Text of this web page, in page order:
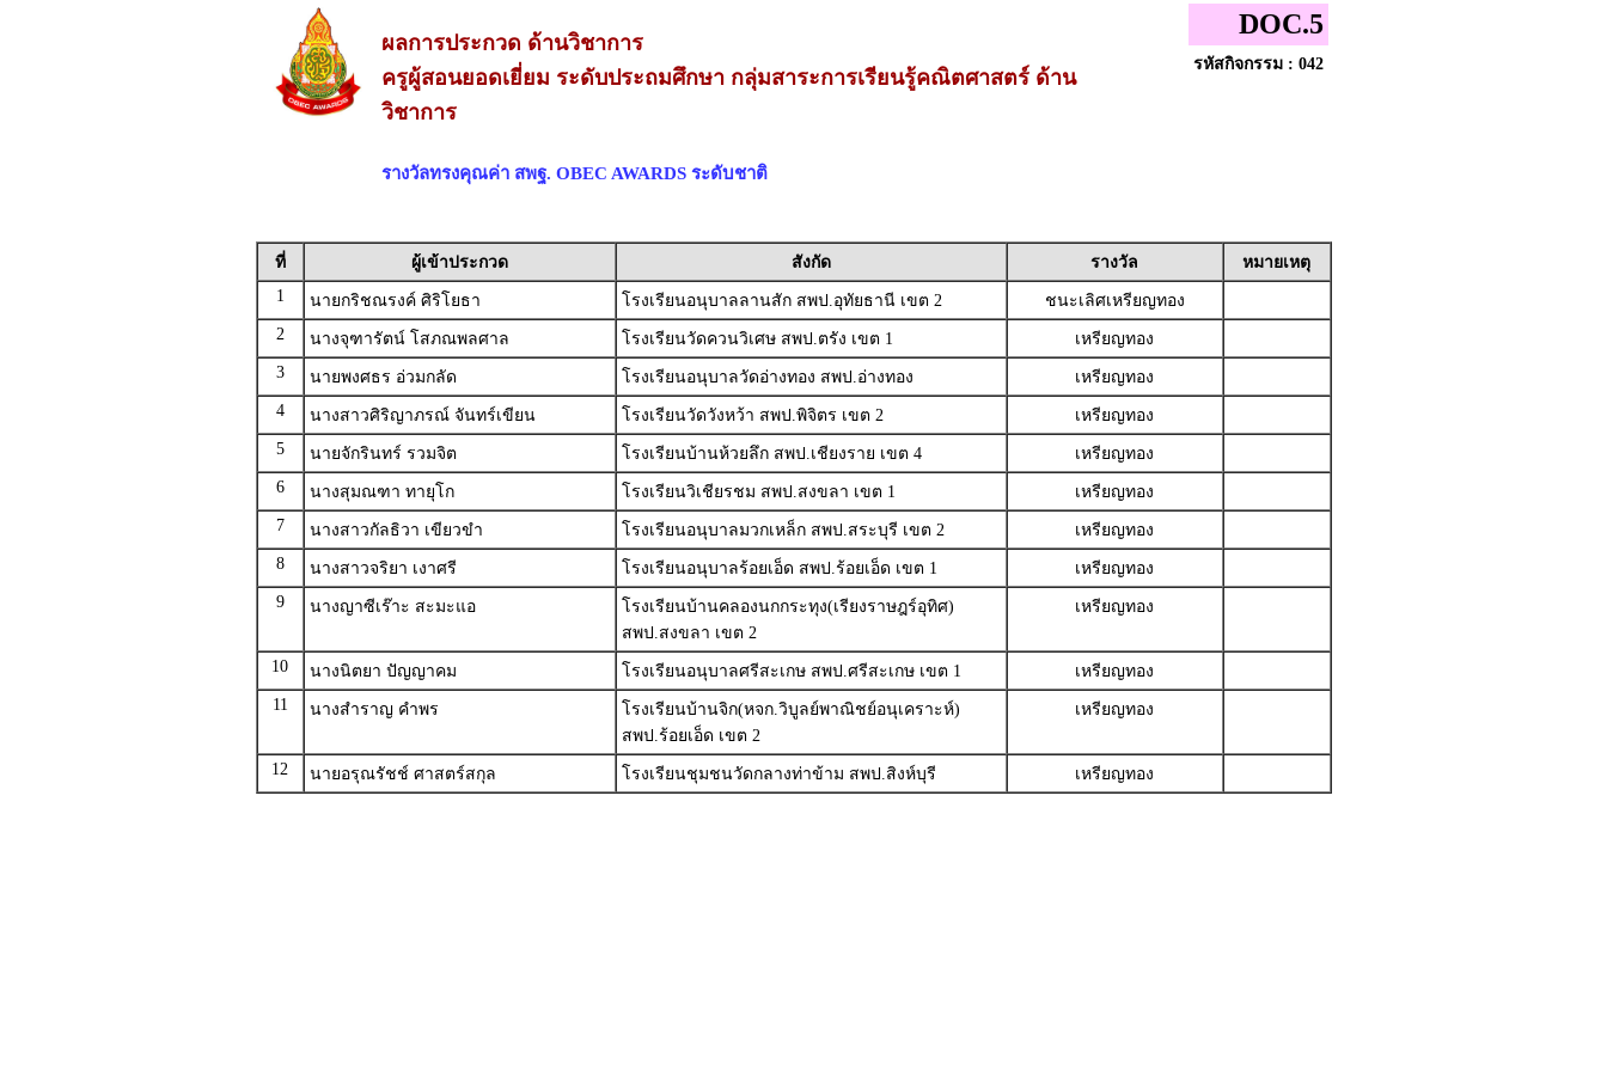
ผลการประกวด ด้านวิชาการ
ครูผู้สอนยอดเยี่ยม ระดับประถมศึกษา กลุ่มสาระการเรียนรู้คณิตศาสตร์ ด้าน
วิชาการ
รางวัลทรงคุณค่า สพฐ. OBEC AWARDS ระดับชาติ
DOC.5
รหัสกิจกรรม : 042
ที่ ผู้เข้าประกวด สังกัด รางวัล
หมายเหตุ
1
นายกริชณรงค์ ศิริโยธา โรงเรียนอนุบาลลานสัก สพป.อุทัยธานี เขต 2
ชนะเลิศเหรียญทอง
2
นางจุฑารัตน์ โสภณพลศาล โรงเรียนวัดควนวิเศษ สพป.ตรัง เขต 1
เหรียญทอง
3
นายพงศธร อ่วมกลัด โรงเรียนอนุบาลวัดอ่างทอง สพป.อ่างทอง
เหรียญทอง
4
นางสาวศิริญาภรณ์ จันทร์เขียน โรงเรียนวัดวังหว้า สพป.พิจิตร เขต 2
เหรียญทอง
5
นายจักรินทร์ รวมจิต โรงเรียนบ้านห้วยลึก สพป.เชียงราย เขต 4
เหรียญทอง
6
นางสุมณฑา ทายุโก โรงเรียนวิเชียรชม สพป.สงขลา เขต 1
เหรียญทอง
7
นางสาวกัลธิวา เขียวขำ โรงเรียนอนุบาลมวกเหล็ก สพป.สระบุรี เขต 2
เหรียญทอง
8
นางสาวจริยา เงาศรี โรงเรียนอนุบาลร้อยเอ็ด สพป.ร้อยเอ็ด เขต 1
เหรียญทอง
9
นางญาซีเร๊าะ สะมะแอ
โรงเรียนบ้านคลองนกกระทุง(เรียงราษฎร์อุทิศ)
สพป.สงขลา เขต 2
เหรียญทอง
10 นางนิตยา ปัญญาคม โรงเรียนอนุบาลศรีสะเกษ สพป.ศรีสะเกษ เขต 1
เหรียญทอง
11
นางสำราญ คำพร
โรงเรียนบ้านจิก(หจก.วิบูลย์พาณิชย์อนุเคราะห์)
สพป.ร้อยเอ็ด เขต 2
เหรียญทอง
12 นายอรุณรัชช์ ศาสตร์สกุล โรงเรียนชุมชนวัดกลางท่าข้าม สพป.สิงห์บุรี เหรียญทอง